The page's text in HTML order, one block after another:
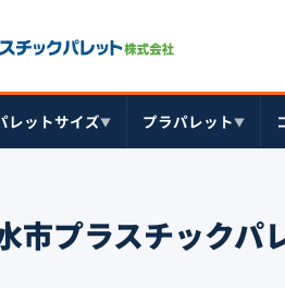
レットサイズ▼ プラパレット▼
市プラスチックパ